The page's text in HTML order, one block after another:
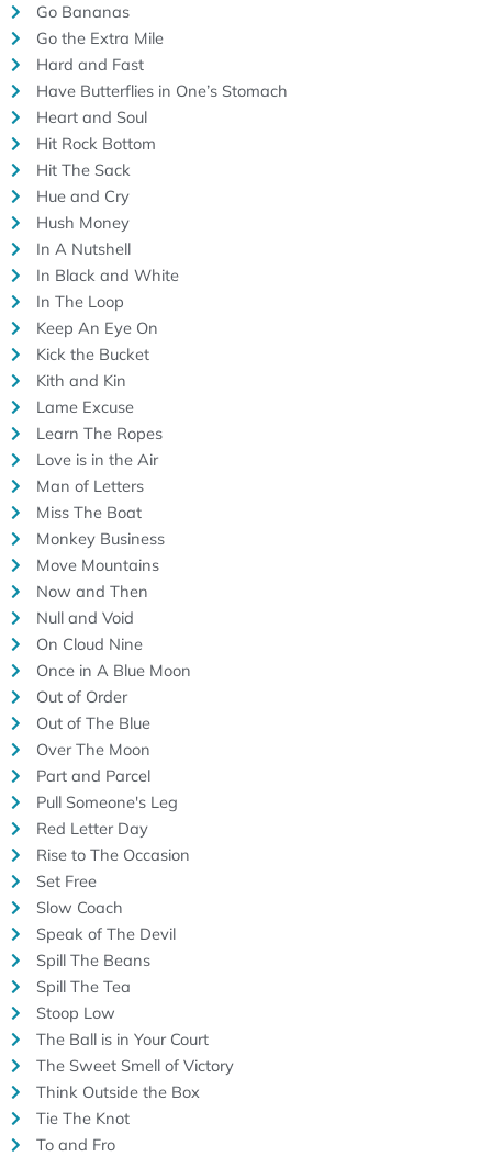
Go Bananas
Go the Extra Mile
Hard and Fast
Have Butterflies in One’s Stomach
Heart and Soul
Hit Rock Bottom
Hit The Sack
Hue and Cry
Hush Money
In A Nutshell
In Black and White
In The Loop
Keep An Eye On
Kick the Bucket
Kith and Kin
Lame Excuse
Learn The Ropes
Love is in the Air
Man of Letters
Miss The Boat
Monkey Business
Move Mountains
Now and Then
Null and Void
On Cloud Nine
Once in A Blue Moon
Out of Order
Out of The Blue
Over The Moon
Part and Parcel
Pull Someone's Leg
Red Letter Day
Rise to The Occasion
Set Free
Slow Coach
Speak of The Devil
Spill The Beans
Spill The Tea
Stoop Low
The Ball is in Your Court
The Sweet Smell of Victory
Think Outside the Box
Tie The Knot
To and Fro